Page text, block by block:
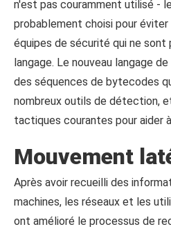
n'est pas couramment utilisé -
probablement choisi pour
équipes de sécurité qui ne sont
langage. Le nouveau langage
des séquences de bytecodes
nombreux outils de détection,
tactiques courantes pour aider
Mouvement
Après avoir recueilli des
machines, les réseaux et les
ont amélioré le processus de